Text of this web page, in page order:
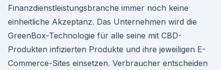
Finanzdienstleistungsbranche immer noch keine
einheitliche Akzeptanz. Das Unternehmen wird die
GreenBox-Technologie für alle seine mit CBD-
Produkten infizierten Produkte und ihre jeweiligen E-
Commerce-Sites einsetzen. Verbraucher entscheiden